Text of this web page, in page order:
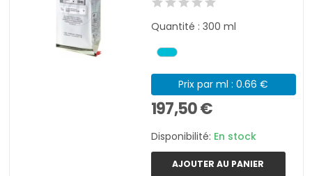
Quantité : 300 ml
Prix par ml : 0.66 €
197,50 €
Disponibilité: En stock
AJOUTER AU PANIER